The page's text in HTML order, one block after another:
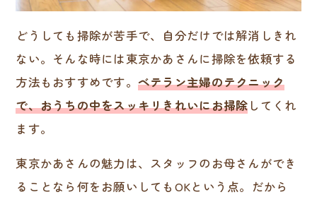
どうしても掃除が苦手で、自分だけでは解消しきれ
ない。そんな時には東京かあさんに掃除を依頼する
方法もおすすめです。 ベテラン主婦のテクニック
で、おうちの中をスッキリきれいにお掃除 してくれ
ます。
東京かあさんの魅力は、スタッフのお母さんができ
ることなら何をお願いしてもOKという点。だから